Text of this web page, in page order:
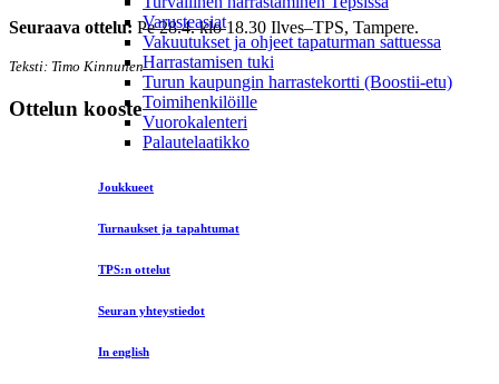
Varusteasiat
Vakuutukset ja ohjeet tapaturman sattuessa
Harrastamisen tuki
Turun kaupungin harrastekortti (Boostii-etu)
Toimihenkilöille
Vuorokalenteri
Palautelaatikko
Joukkueet
Turnaukset ja tapahtumat
TPS:n ottelut
Seuran yhteystiedot
In english
Seuraava ottelu: Pe 28.4. klo 18.30 Ilves–TPS, Tampere.
Teksti: Timo Kinnunen
Ottelun kooste